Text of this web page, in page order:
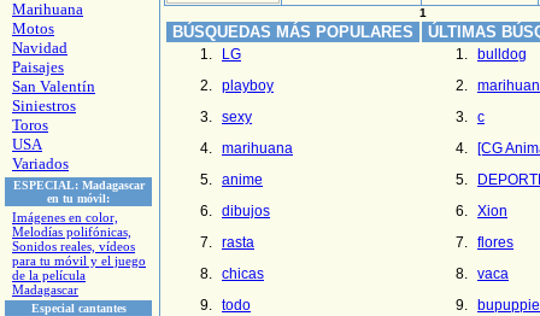
1
BÚSQUEDAS MÁS POPULARES ÚLTIMAS
LG
playboy
sexy
marihuana
anime
dibujos
rasta
chicas
todo
bulldog
c
[CG
Xion
flores
vaca
Marihuana
Motos
Navidad
Paisajes
San Valentín
Siniestros
Toros
USA
Variados
ESPECIAL: Madagascar
en tu móvil:
Imágenes en color,
Melodías polifónicas,
Sonidos reales, vídeos
para tu móvil y el juego
de la película
Madagascar
Especial cantantes